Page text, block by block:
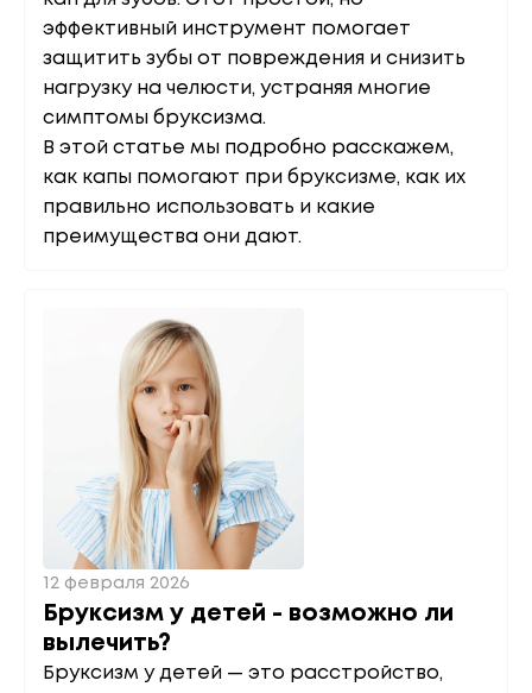
эффективный инструмент помогает
защитить зубы от повреждения и снизить
нагрузку на челюсти, устраняя многие
симптомы бруксизма.
В этой статье мы подробно расскажем,
как капы помогают при бруксизме, как их
правильно использовать и какие
преимущества они дают.
12 февраля 2026
Бруксизм у детей - возможно ли
вылечить?
Бруксизм у детей — это расстройство,